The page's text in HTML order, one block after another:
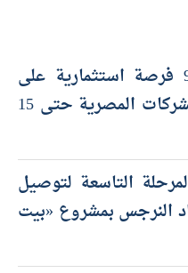
«الإسكان»: طرح حوالي 99 فرصة استثمارية على
بوابة خدمات المستثمرين للشركات المصرية حتى 15
التاسعة لتوصيل
النرجس بمشروع «بيت